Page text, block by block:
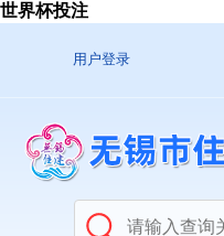
世界杯投注
用户登录